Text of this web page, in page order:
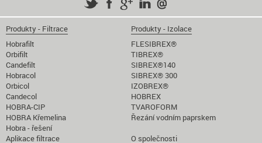
Produkty - Filtrace
Hobrafilt
Orbifilt
Candefilt
Hobracol
Orbicol
Candecol
HOBRA-CIP
HOBRA Křemelina
Hobra - řešení
Produkty - Izolace
FLESIBREX®
TIBREX®
SIBREX®140
SIBREX® 300
IZOBREX®
HOBREX
TVAROFORM
Řezání vodním paprskem
Aplikace filtrace
O společnosti